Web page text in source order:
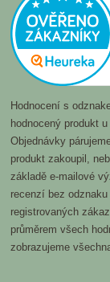
Hodnocení s
hodnocený produkt
Objednávky
produkt zakoupil,
základě e-mailové
recenzí bez
registrovaných
průměrem všech
zobrazujeme